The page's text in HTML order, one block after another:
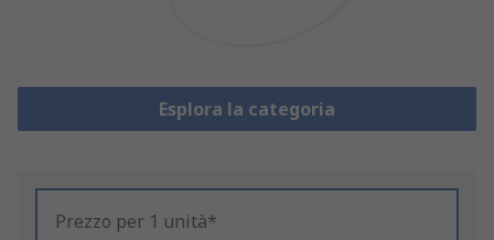
Esplora la categoria
Prezzo per 1 unità*